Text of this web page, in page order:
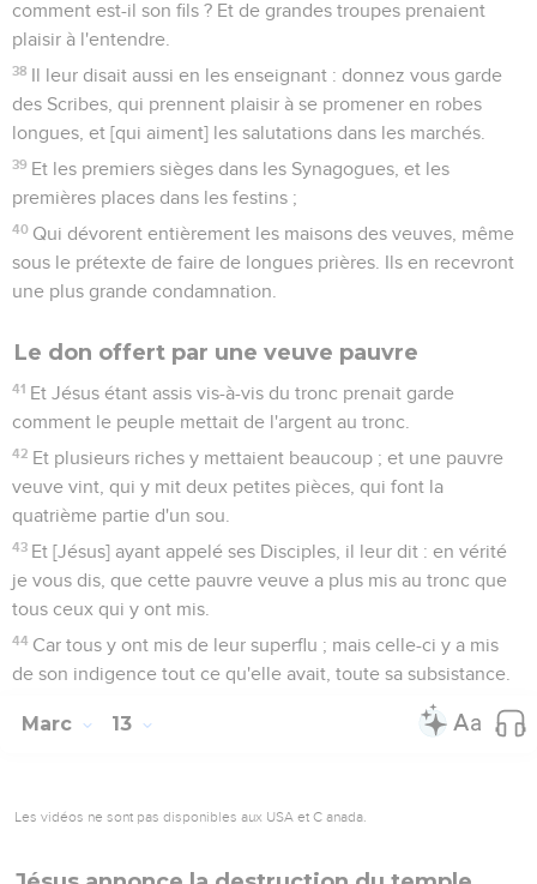
comment est-il son fils ? Et de grandes troupes prenaient
plaisir à l'entendre.
38 Il leur disait aussi en les enseignant : donnez vous garde
des Scribes, qui prennent plaisir à se promener en robes
longues, et [qui aiment] les salutations dans les marchés.
39 Et les premiers sièges dans les Synagogues, et les
premières places dans les festins ;
40 Qui dévorent entièrement les maisons des veuves, même
sous le prétexte de faire de longues prières. Ils en recevront
une plus grande condamnation.
Le don offert par une veuve pauvre
41 Et Jésus étant assis vis-à-vis du tronc prenait garde
comment le peuple mettait de l'argent au tronc.
42 Et plusieurs riches y mettaient beaucoup ; et une pauvre
veuve vint, qui y mit deux petites pièces, qui font la
quatrième partie d'un sou.
43 Et [Jésus] ayant appelé ses Disciples, il leur dit : en vérité
je vous dis, que cette pauvre veuve a plus mis au tronc que
tous ceux qui y ont mis.
44 Car tous y ont mis de leur superflu ; mais celle-ci y a mis
de son indigence tout ce qu'elle avait, toute sa subsistance.
Marc 13
Les vidéos ne sont pas disponibles aux USA et C anada.